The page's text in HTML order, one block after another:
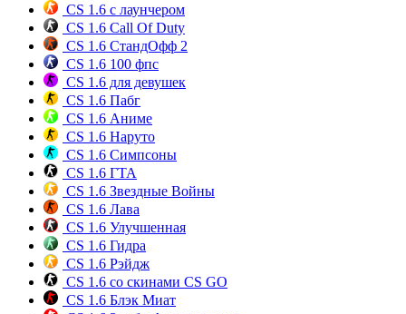
CS 1.6 с лаунчером
CS 1.6 Call Of Duty
CS 1.6 СтандОфф 2
CS 1.6 100 фпс
CS 1.6 для девушек
CS 1.6 Пабг
CS 1.6 Аниме
CS 1.6 Наруто
CS 1.6 Симпсоны
CS 1.6 ГТА
CS 1.6 Звездные Войны
CS 1.6 Лава
CS 1.6 Улучшенная
CS 1.6 Гидра
CS 1.6 Рэйдж
CS 1.6 со скинами CS GO
CS 1.6 Блэк Миат